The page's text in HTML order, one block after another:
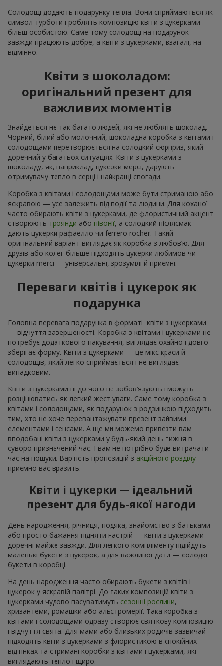
Солодощі додають подарунку тепла. Вони сприймаються як
символ турботи і роблять композицію квіти з цукерками
більш особистою. Саме тому солодощі на подарунок
завжди працюють добре, а квіти з цукерками, взагалі, на
відмінно.
Квіти з шоколадом:
оригінальний презент для
важливих моментів
Знайдеться не так багато людей, які не люблять шоколад.
Чорний, білий або молочний, шоколадна коробка з квітами і
солодощами перетворюється на солодкий сюрприз, який
доречний у багатьох ситуаціях. Квіти з цукерками з
шоколаду, як, наприклад, цукерки мерсі, дарують
отримувачу тепло в серці і найкращі спогади.
Коробка з квітами і солодощами може бути стриманою або
яскравою — усе залежить від події та людини. Для коханої
часто обирають квіти з цукерками, де флористичний акцент
створюють троянди або півонії, а солодкий післясмак
дають цукерки рафаелло чи ferrero rocher. Такий
оригінальний варіант виглядає як коробка з любов’ю. Для
друзів або колег більше підходять цукерки любимов чи
цукерки merci — універсальні, зрозумілі й приємні.
Переваги квітів і цукерок як
подарунка
Головна перевага подарунка в форматі квіти з цукерками
— відчуття завершеності. Коробка з квітами і цукерками не
потребує додаткового пакування, виглядає охайно і довго
зберігає форму. Квіти з цукерками — це мікс краси й
солодощів, який легко сприймається і не виглядає
випадковим.
Квіти з цукерками ні до чого не зобов’язують і можуть
розцінюватись як легкий жест уваги. Саме тому коробка з
квітами і солодощами, як подарунок з родзинкою підходить
тим, хто не хоче перевантажувати презент зайвими
елементами і сенсами. А ще ми можемо привезти вам
вподобані квіти з цукерками у будь-який день тижня в
суворо призначений час. І вам не потрібно буде витрачати
час на пошуки. Вартість пропозицій з акційного розділу
приємно вас вразить.
Квіти і цукерки — ідеальний
презент для будь-якої нагоди
День народження, річниця, подяка, знайомство з батьками
або просто бажання підняти настрій — квіти з цукерками
доречні майже завжди. Для легкого компліменту підійдуть
маленькі букети з цукерок, а для важливої дати — солодкі
букети в коробці.
На день народження часто обирають букети з квітів і
цукерок у яскравій палітрі. До таких композицій квіти з
цукерками чудово пасуватимуть сезонні рослини,
хризантеми, ромашки або альстромерії. Така коробка з
квітами і солодощами одразу створює святкову композицію
і відчуття свята. Для мами або близьких родичів зазвичай
підходять квіти з цукерками з флористикою в спокійних
відтінках та стримані коробки з квітами і цукерками, які
виглядають тепло і щиро.